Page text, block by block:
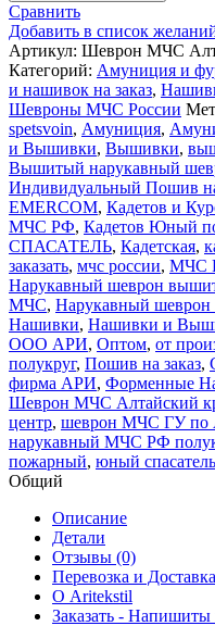
Сравнить
Добавить в список
Артикул: Шеврон МЧС
Категорий: Амуниция и
и нашивок на заказ,
Шевроны МЧС России
spetsvoin, Амуниция,
и Вышивки, Вышивки,
Вышитый нарукавный
Индивидуальный Пошив на
EMERCOM, Кадетов и
МЧС РФ, Кадетов Юный
СПАСАТЕЛЬ, Кадетская,
заказать, мчс россии, МЧС
Нарукавный шеврон
МЧС, Нарукавный
Нашивки, Нашивки и
ООО АРИ, Оптом, от
полукруг, Пошив на заказ,
фирма АРИ, Форменные
Шеврон МЧС Алтайский
центр, шеврон МЧС ГУ по
нарукавный МЧС РФ
пожарный, юный спасатель
Общий
Описание
Детали
Отзывы (0)
Перевозка и Доставка
О Aritekstil
Заказать - Напишиты